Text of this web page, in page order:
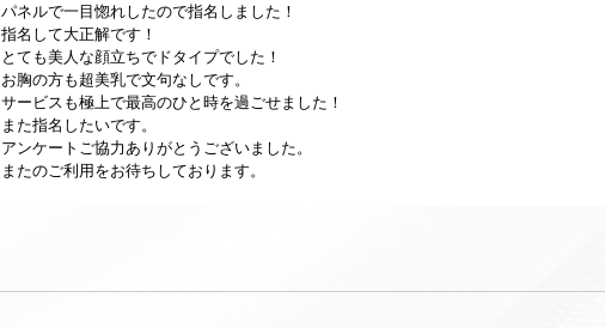
パネルで一目惚れしたので指名しました！
指名して大正解です！
とても美人な顔立ちでドタイプでした！
お胸の方も超美乳で文句なしです。
サービスも極上で最高のひと時を過ごせました！
また指名したいです。
アンケートご協力ありがとうございました。
またのご利用をお待ちしております。